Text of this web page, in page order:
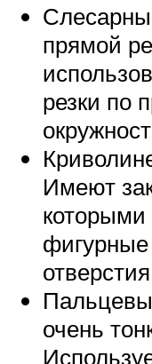
прямой
резки по
Имеют
которыми
очень